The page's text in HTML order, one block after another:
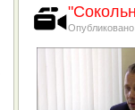
Опубликовано